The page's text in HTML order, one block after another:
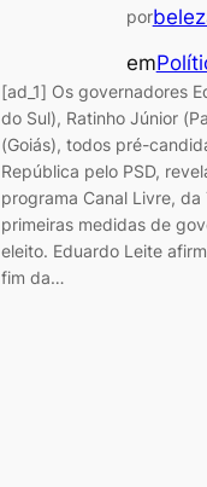
por
em
[ad_1] Os governadores
do Sul), Ratinho Júnior
(Goiás), todos pré-
República pelo PSD,
programa Canal Livre,
primeiras medidas de
eleito. Eduardo Leite
fim da…